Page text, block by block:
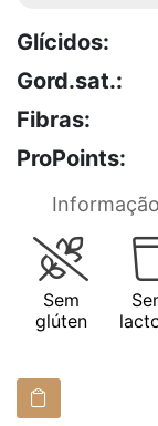
Glícidos:
Gord.sat.:
Fibras:
ProPoints:
Sem
glúten